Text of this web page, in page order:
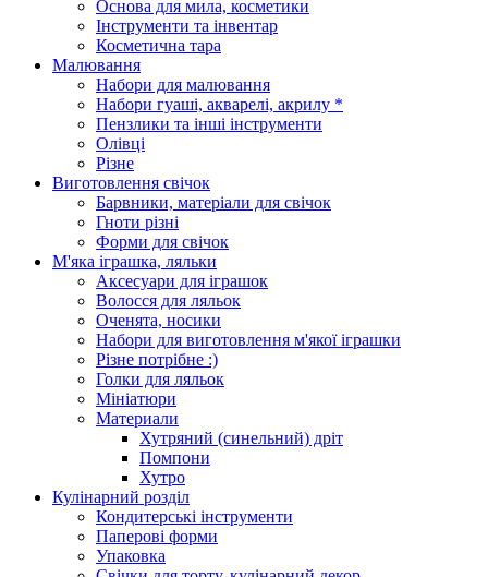
Основа для мила, косметики
Інструменти та інвентар
Косметична тара
Малювання
Набори для малювання
Набори гуаші, акварелі, акрилу *
Пензлики та інші інструменти
Олівці
Різне
Виготовлення свічок
Барвники, матеріали для свічок
Гноти різні
Форми для свічок
М'яка іграшка, ляльки
Аксесуари для іграшок
Волосся для ляльок
Оченята, носики
Набори для виготовлення м'якої іграшки
Різне потрібне :)
Голки для ляльок
Мініатюри
Материали
Хутряний (синельний) дріт
Помпони
Хутро
Кулінарний розділ
Кондитерські інструменти
Паперові форми
Упаковка